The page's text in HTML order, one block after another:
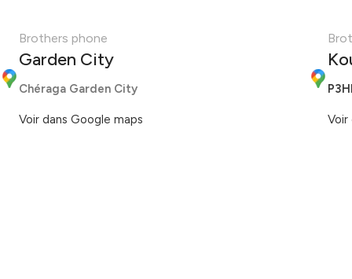
Brothers phone
Garden City
Chéraga Garden City
Voir dans Google maps Voir